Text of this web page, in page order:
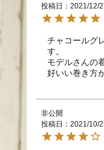
投稿日
2021/12/
チャコールグ
す。
モデルさんの
好いい巻き方
非公開
投稿日
2021/10/